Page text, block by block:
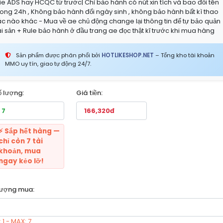
ADS hay HCQC từ trước| Chỉ bảo hành có nút xin tích và bao đổi tên
24h , Không bảo hành đổi ngày sinh , không bảo hành bất kì thao
nào khác - Mua về ae chủ động change lại thông tin để tự bảo quản
sản + Rule bảo hành ở đầu trang ae đọc thật kĩ trước khi mua hàng
Sản phẩm được phân phối bởi HOTLIKESHOP.NET – Tổng kho tài khoản
MMO uy tín, giao tự động 24/7.
lượng:
Sắp hết hàng —
còn 7 tài
mua
kẻo lỡ!
Giá tiền:
mua: